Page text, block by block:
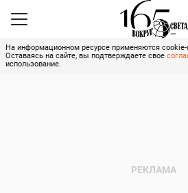
На информационном ресурсе применяются
Оставаясь на сайте, вы подтверждаете свое
использование.